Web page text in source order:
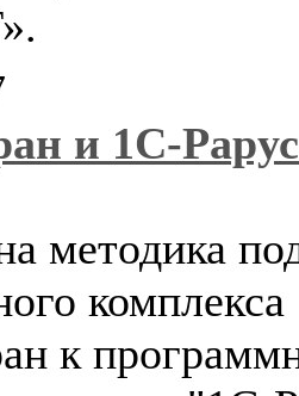
и 1С-
методика
комплекса
к